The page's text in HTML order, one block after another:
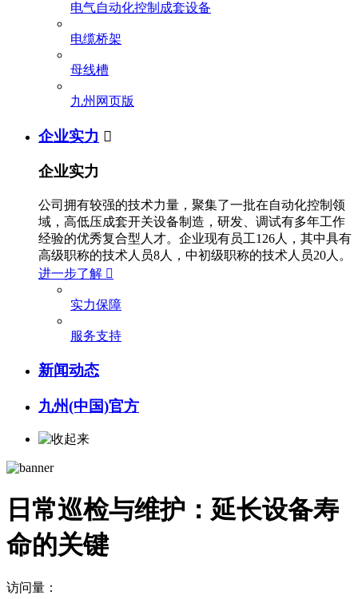
电气自动化控制成套设备
电缆桥架
母线槽
九州网页版
企业实力 
企业实力
公司拥有较强的技术力量，聚集了一批在自动化控制领
域，高低压成套开关设备制造，研发、调试有多年工作
经验的优秀复合型人才。企业现有员工126人，其中具有
高级职称的技术人员8人，中初级职称的技术人员20人。
进一步了解 
实力保障
服务支持
新闻动态
九州(中国)官方
日常巡检与维护：延长设备寿
命的关键
访问量：